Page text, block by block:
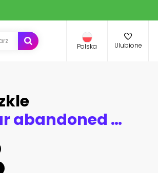
Polska Ulubione
old retro car abandoned between yellow rusty minibuses at an abandoned central bus station